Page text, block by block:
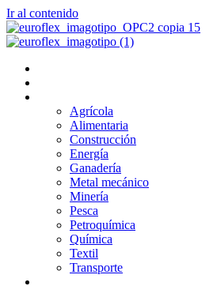
Ir al contenido
Agrícola
Alimentaria
Construcción
Energía
Ganadería
Metal mecánico
Minería
Pesca
Petroquímica
Química
Textil
Transporte